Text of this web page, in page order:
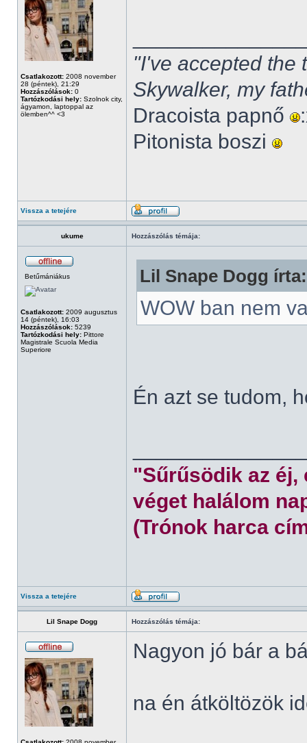
Csatlakozott: 2008 november
28 (péntek), 21:29
Hozzászólások: 0
Tartózkodási hely: Szolnok city,
ágyamon, laptoppal az
ölemben^^ <3
"I've accepted the
Skywalker, my
Dracoista papnő
Pitonista boszi
Vissza a tetejére
ukume Hozzászólás témája:
Betűmániákus
Csatlakozott: 2009 augusztus
14 (péntek), 16:03
Hozzászólások: 5239
Tartózkodási hely: Pittore
Magistrale Scuola Media
Superiore
Lil Snape Dogg írta:
WOW ban nem
Én azt se tudom,
"Sűrűsödik az éj,
véget halálom
(Trónok harca
Vissza a tetejére
Lil Snape Dogg Hozzászólás témája:
Nagyon jó bár a
na én átköltözök